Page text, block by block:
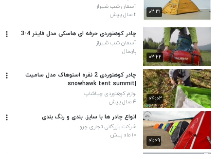
۰۲:۳۱
آسمان شب شیراز
۲ سال پیش
۰۲:۲۲
چادر کوهنوردی حرفه ای هاسکی مدل فایتر 4-3
آسمان شب شیراز
پارسال
۰۴:۰۲
چادر کوهنوردی 2 نفره اسنوهاک مدل سامیت
لوازم کوهنوردی چیاشاپ
۴ سال پیش
۰۱:۰۹
انواع چادر ها با سایز. بندی و رنگ بندی
شرکت بازرگانی تجاری چرو
۱۰ ماه پیش